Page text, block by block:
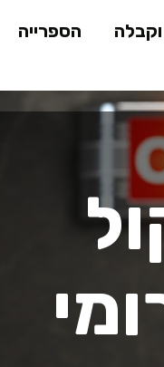
הספרייה